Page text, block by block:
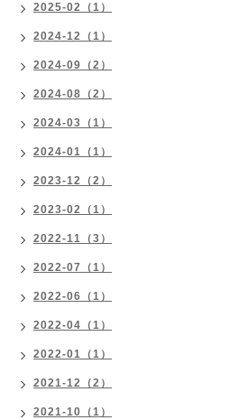
2025-02（1）
2024-12（1）
2024-09（2）
2024-08（2）
2024-03（1）
2024-01（1）
2023-12（2）
2023-02（1）
2022-11（3）
2022-07（1）
2022-06（1）
2022-04（1）
2022-01（1）
2021-12（2）
2021-10（1）